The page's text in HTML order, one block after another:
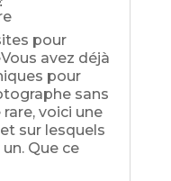
pour
avez déjà
pour
sans
voici une
sur lesquels
Que ce